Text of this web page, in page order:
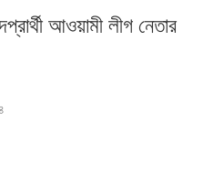
আওয়ামী লীগ নেতার